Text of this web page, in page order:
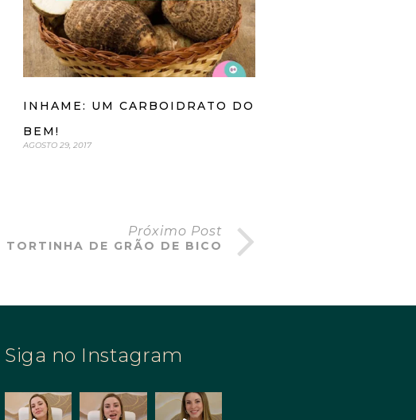
INHAME: UM CARBOIDRATO DO
BEM!
AGOSTO 29, 2017
Próximo Post
TORTINHA DE GRÃO DE BICO
Siga no Instagram